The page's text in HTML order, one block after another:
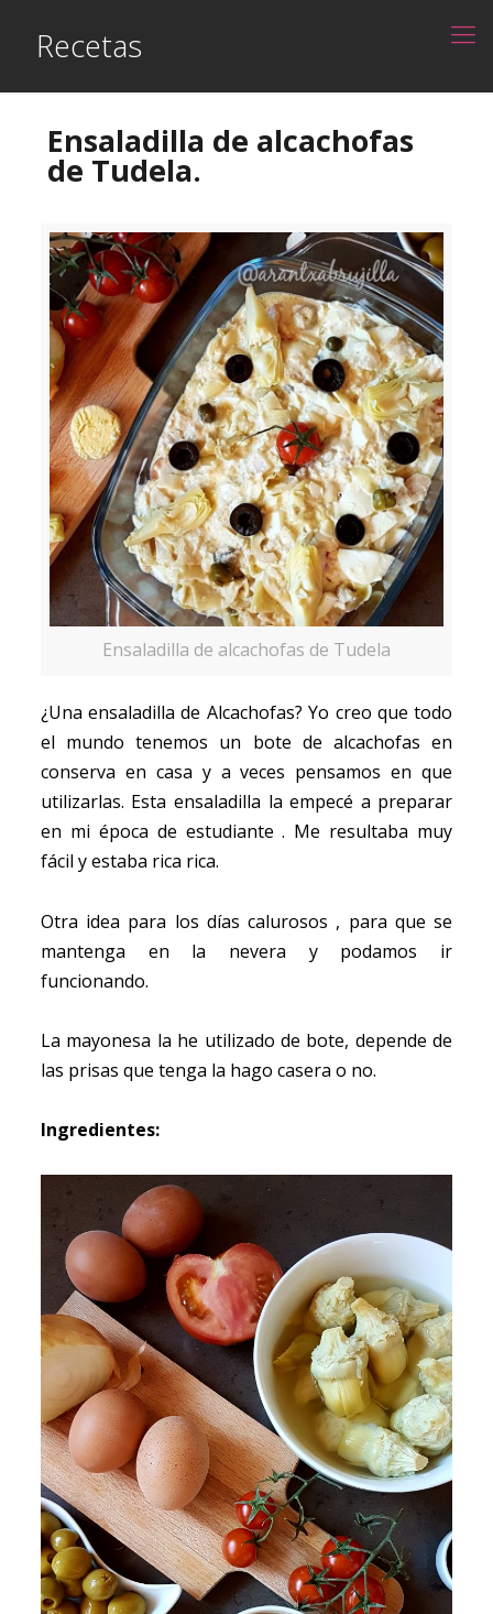
Recetas
Ensaladilla de alcachofas
de Tudela.
Ensaladilla de alcachofas de Tudela
¿Una ensaladilla de Alcachofas? Yo creo que todo
el mundo tenemos un bote de alcachofas en
conserva en casa y a veces pensamos en que
utilizarlas. Esta ensaladilla la empecé a preparar
en mi época de estudiante . Me resultaba muy
fácil y estaba rica rica.
Otra idea para los días calurosos , para que se
mantenga en la nevera y podamos ir
funcionando.
La mayonesa la he utilizado de bote, depende de
las prisas que tenga la hago casera o no.
Ingredientes: